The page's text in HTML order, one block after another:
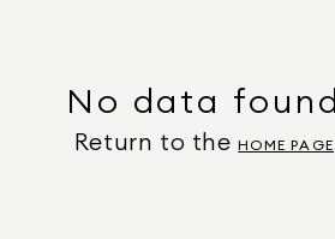
No data found
Return to the HOME PAGE